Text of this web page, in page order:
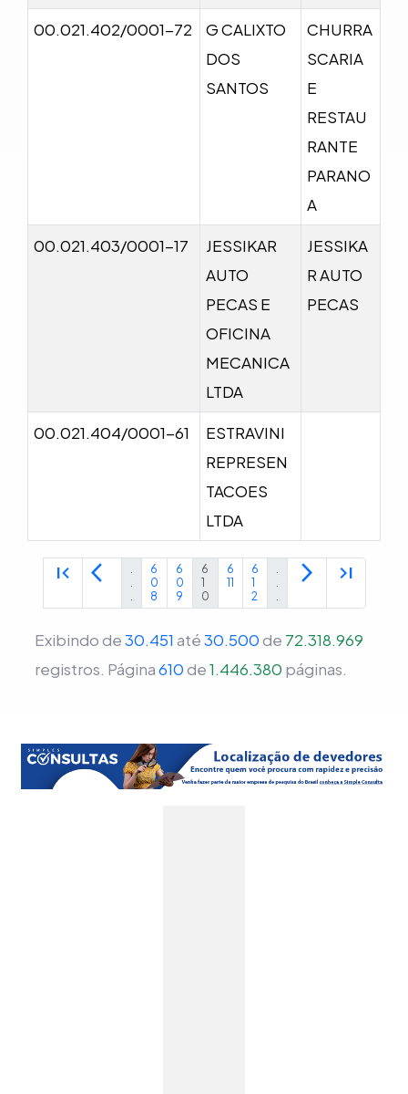
00.021.402/0001-72
G CALIXTO
DOS
SANTOS
CHURRA
SCARIA
E
RESTAU
RANTE
PARANO
A
00.021.403/0001-17
JESSIKAR
AUTO
PECAS E
OFICINA
MECANICA
LTDA
JESSIKA
R AUTO
PECAS
00.021.404/0001-61
ESTRAVINI
REPRESEN
TACOES
LTDA
first_page arrow_back_ios
.
.
.
6
0
8
6
0
9
6
1
0
6
11
6
1
2
.
.
.
arrow_forward_ios last_page
Exibindo de30.451 até30.500de 72.318.969
registros. Página610de1.446.380 páginas.